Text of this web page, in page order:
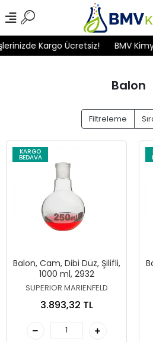
Kargo Ücretsiz! BMV
Balon
Filtreleme
KARGO
BEDAVA
Balon, Cam, Dibi Düz, Şilifli,
1000 ml, 2932
SUPERIOR MARIENFELD
3.893,32 TL